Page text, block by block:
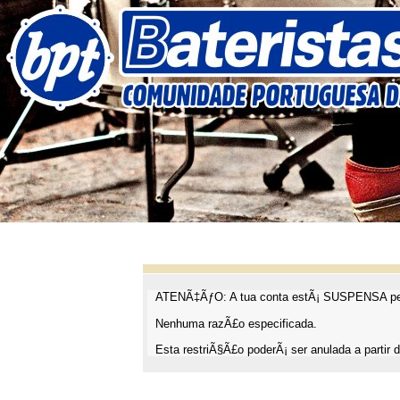
ATENÃ‡ÃƒO: A tua conta estÃ¡ SUSPENSA
Nenhuma razÃ£o especificada.
Esta restriÃ§Ã£o poderÃ¡ ser anulada a partir